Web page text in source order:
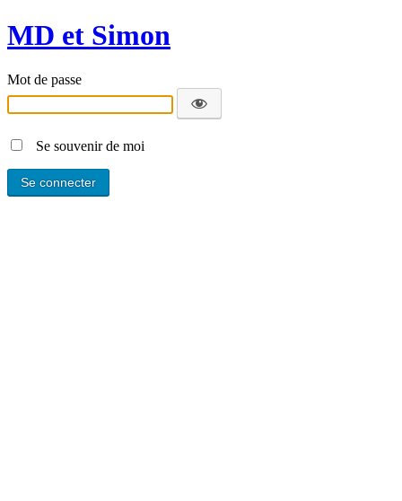
MD et Simon
Mot de passe
Se souvenir de moi